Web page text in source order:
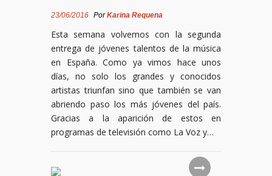
23/06/2016 PorKarina Requena
Esta semana volvemos con la segunda
entrega de jóvenes talentos de la música
en España. Como ya vimos hace unos
días, no solo los grandes y conocidos
artistas triunfan sino que también se van
abriendo paso los más jóvenes del país.
Gracias a la aparición de estos en
programas de televisión como La Voz y…